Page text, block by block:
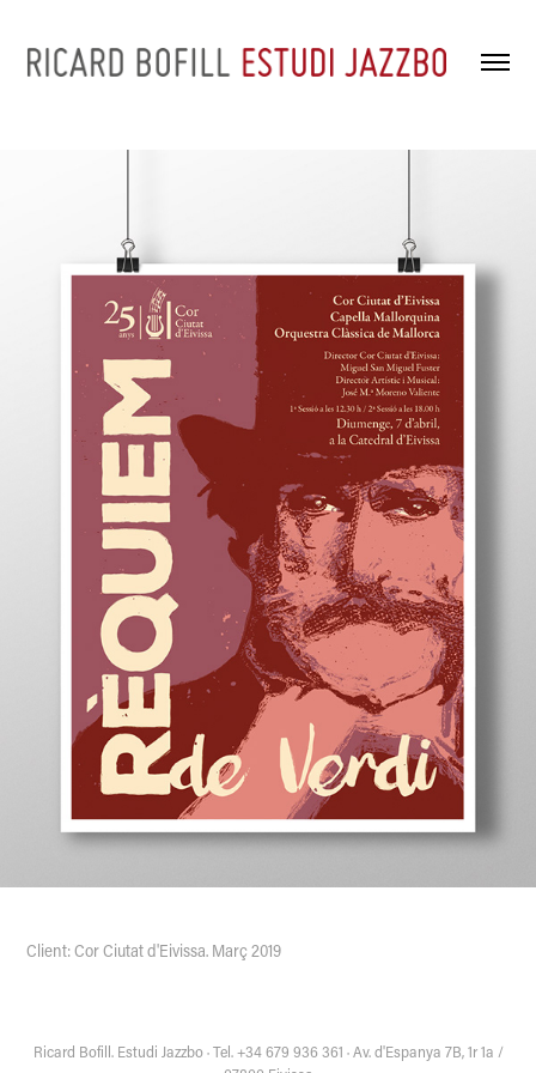
Client: Cor Ciutat d'Eivissa. Març 2019
Ricard Bofill. Estudi Jazzbo · Tel. +34 679 936 361 · Av. d'Espanya 7B, 1r 1a /